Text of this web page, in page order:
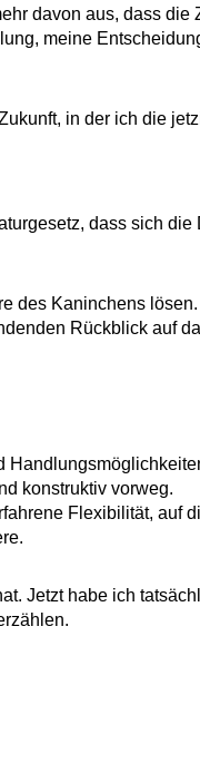
davon aus, dass die
meine
in der ich die
dass sich
des Kaninchens
Rückblick auf
konstruktiv vorweg.
Flexibilität, auf
Jetzt habe ich